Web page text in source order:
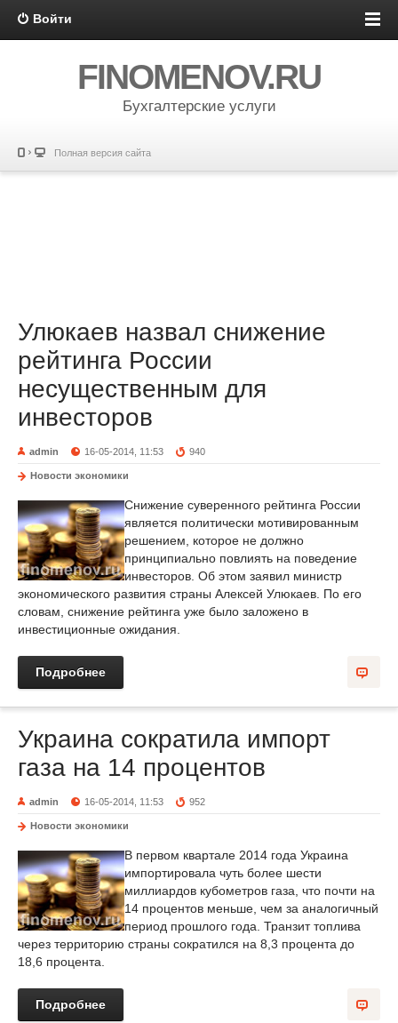
Войти
FINOMENOV.RU
Бухгалтерские услуги
Полная версия сайта
Улюкаев назвал снижение
рейтинга России
несущественным для
инвесторов
admin 16-05-2014, 11:53 940
Новости экономики
Снижение суверенного рейтинга России
является политически мотивированным
решением, которое не должно
принципиально повлиять на поведение
инвесторов. Об этом заявил министр
экономического развития страны Алексей Улюкаев. По его
словам, снижение рейтинга уже было заложено в
инвестиционные ожидания.
Подробнее
Украина сократила импорт
газа на 14 процентов
admin 16-05-2014, 11:53 952
Новости экономики
В первом квартале 2014 года Украина
импортировала чуть более шести
миллиардов кубометров газа, что почти на
14 процентов меньше, чем за аналогичный
период прошлого года. Транзит топлива
через территорию страны сократился на 8,3 процента до
18,6 процента.
Подробнее